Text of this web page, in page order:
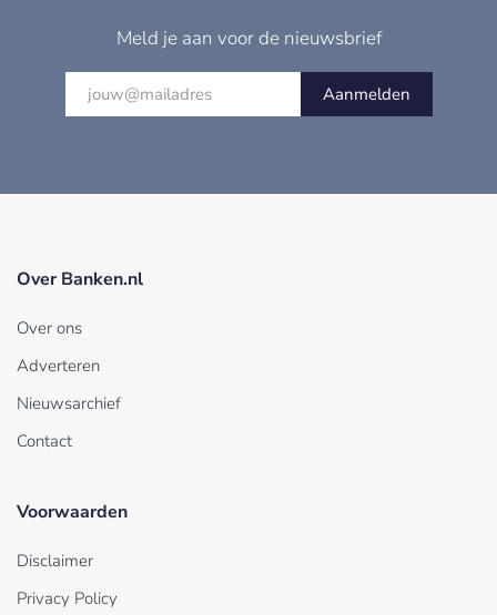
Meld je aan voor de nieuwsbrief
Aanmelden
Over Banken.nl
Over ons
Adverteren
Nieuwsarchief
Contact
Voorwaarden
Disclaimer
Privacy Policy